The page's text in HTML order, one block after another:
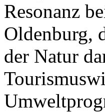
Resonanz
Oldenburg,
der Natur